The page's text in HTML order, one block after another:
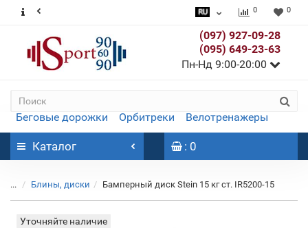
0 0
(097) 927-09-28
(095) 649-23-63
Пн-Нд 9:00-20:00
Беговые дорожки Орбитреки Велотренажеры
Каталог : 0
... Блины, диски Бамперный диск Stein 15 кг ст. IR5200-15
Уточняйте наличие